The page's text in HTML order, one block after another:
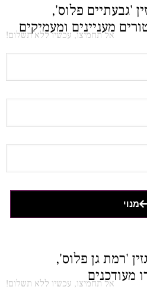
'גבעתיים פלוס',
מעניינים ומעמיקים
אל תחמיצו, עכשיו ללא תשלום!
מנוי
'רמת גן פלוס',
מעודכניםאל תחמיצו, עכשיו ללא תשלום!